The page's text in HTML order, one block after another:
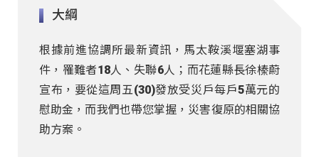
大綱
根據前進協調所最新資訊，馬太鞍溪堰塞湖事
件，罹難者18人、失聯6人；而花蓮縣長徐榛蔚
宣布，要從這周五(30)發放受災戶每戶5萬元的
慰助金，而我們也帶您掌握，災害復原的相關協
助方案。